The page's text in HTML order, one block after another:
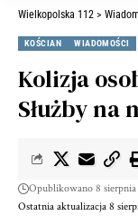
Wielkopolska 112 >
KOŚCIAN WIADOMOŚCI
Kolizja
Służby na
Ostatnia aktualizacja 8
Opublikowano 8